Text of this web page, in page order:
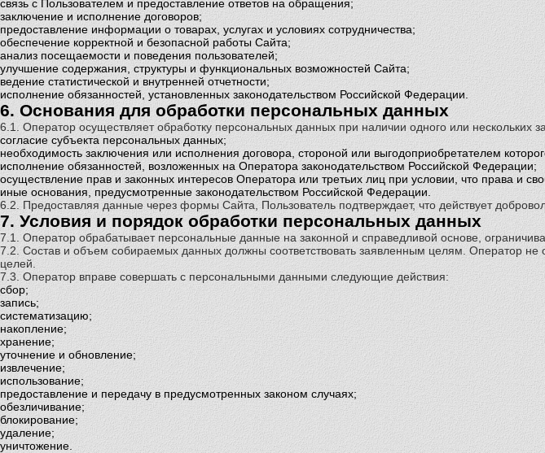
связь с Пользователем и предоставление ответов на обращения;
заключение и исполнение договоров;
предоставление информации о товарах, услугах и условиях сотрудничества;
обеспечение корректной и безопасной работы Сайта;
анализ посещаемости и поведения пользователей;
улучшение содержания, структуры и функциональных возможностей Сайта;
ведение статистической и внутренней отчетности;
исполнение обязанностей, установленных законодательством Российской Федерации.
6. Основания для обработки персональных данных
6.1. Оператор осуществляет обработку персональных данных при наличии одного или нескольких
согласие субъекта персональных данных;
необходимость заключения или исполнения договора, стороной или выгодоприобретателем
исполнение обязанностей, возложенных на Оператора законодательством Российской Федерации;
осуществление прав и законных интересов Оператора или третьих лиц при условии, что права и
иные основания, предусмотренные законодательством Российской Федерации.
6.2. Предоставляя данные через формы Сайта, Пользователь подтверждает, что действует
7. Условия и порядок обработки персональных данных
7.1. Оператор обрабатывает персональные данные на законной и справедливой основе,
7.2. Состав и объем собираемых данных должны соответствовать заявленным целям. Оператор
целей.
7.3. Оператор вправе совершать с персональными данными следующие действия:
сбор;
запись;
систематизацию;
накопление;
хранение;
уточнение и обновление;
извлечение;
использование;
предоставление и передачу в предусмотренных законом случаях;
обезличивание;
блокирование;
удаление;
уничтожение.